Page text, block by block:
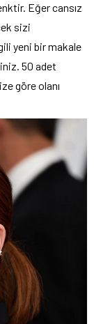
Eğer cansız
sizi
yeni bir makale
50 adet
göre olanı